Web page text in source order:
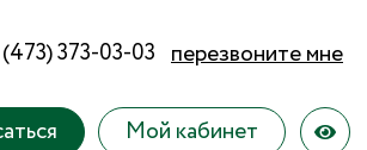
373-03-03 перезвоните мне
Мой кабинет